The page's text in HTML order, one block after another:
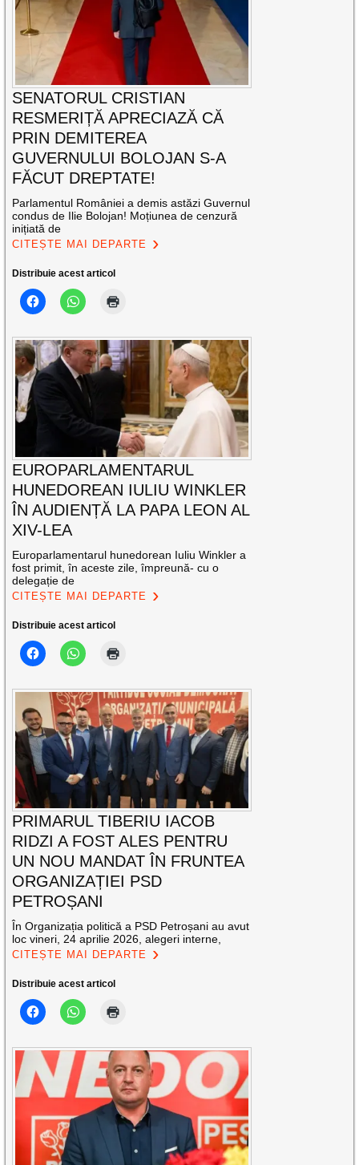
SENATORUL CRISTIAN
RESMERIȚĂ APRECIAZĂ CĂ
PRIN DEMITEREA
GUVERNULUI BOLOJAN S-A
FĂCUT DREPTATE!
Parlamentul României a demis astăzi Guvernul
condus de Ilie Bolojan! Moțiunea de cenzură
inițiată de
CITEȘTE MAI DEPARTE
Distribuie acest articol
EUROPARLAMENTARUL
HUNEDOREAN IULIU WINKLER
ÎN AUDIENȚĂ LA PAPA LEON AL
XIV-LEA
Europarlamentarul hunedorean Iuliu Winkler a
fost primit, în aceste zile, împreună- cu o
delegație de
CITEȘTE MAI DEPARTE
Distribuie acest articol
PRIMARUL TIBERIU IACOB
RIDZI A FOST ALES PENTRU
UN NOU MANDAT ÎN FRUNTEA
ORGANIZAȚIEI PSD
PETROȘANI
În Organizația politică a PSD Petroșani au avut
loc vineri, 24 aprilie 2026, alegeri interne,
CITEȘTE MAI DEPARTE
Distribuie acest articol